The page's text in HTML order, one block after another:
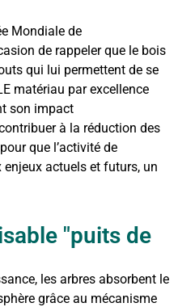
Mondiale de
de rappeler que le bois
qui lui permettent de se
matériau par excellence
son impact
à la réduction des
que l’activité de
actuels et futurs, un
"puits de
les arbres absorbent le
grâce au mécanisme